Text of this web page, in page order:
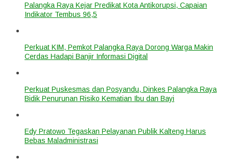
Palangka Raya Kejar Predikat Kota Antikorupsi, Capaian
Indikator Tembus 96,5
Perkuat KIM, Pemkot Palangka Raya Dorong Warga Makin
Cerdas Hadapi Banjir Informasi Digital
Perkuat Puskesmas dan Posyandu, Dinkes Palangka Raya
Bidik Penurunan Risiko Kematian Ibu dan Bayi
Edy Pratowo Tegaskan Pelayanan Publik Kalteng Harus
Bebas Maladministrasi